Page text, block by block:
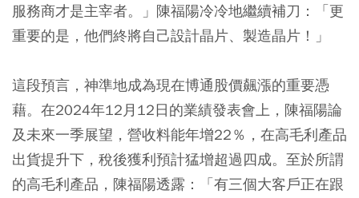
服務商才是主宰者。」陳福陽冷冷地繼續補刀：「更
重要的是，他們終將自己設計晶片、製造晶片！」
這段預言，神準地成為現在博通股價飆漲的重要憑
藉。在2024年12月12日的業績發表會上，陳福陽論
及未來一季展望，營收料能年增22％，在高毛利產品
出貨提升下，稅後獲利預計猛增超過四成。至於所謂
的高毛利產品，陳福陽透露：「有三個大客戶正在跟